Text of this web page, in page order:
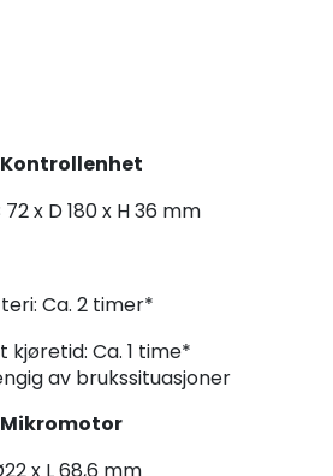
x D 180 x H 36 mm
Ca. 2 timer*
Ca. 1 time*
av brukssituasjoner